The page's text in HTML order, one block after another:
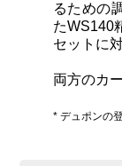
お問合せ
ショッピングカー
るための
たWS140
セットに
両方のカ
* デュポンの